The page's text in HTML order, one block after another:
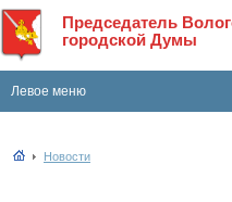
Председатель
городской Думы
Левое меню
Новости